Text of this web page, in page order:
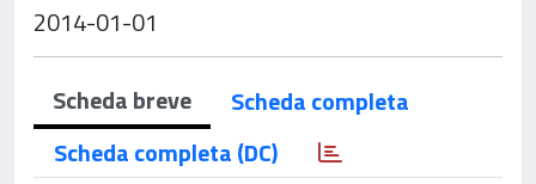
2014-01-01
Scheda breve
Scheda completa
Scheda completa (DC)